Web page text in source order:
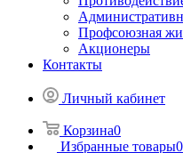
Профсоюзная
Акционеры
Контакты
Личный кабинет
Корзина0
Избранные товары0